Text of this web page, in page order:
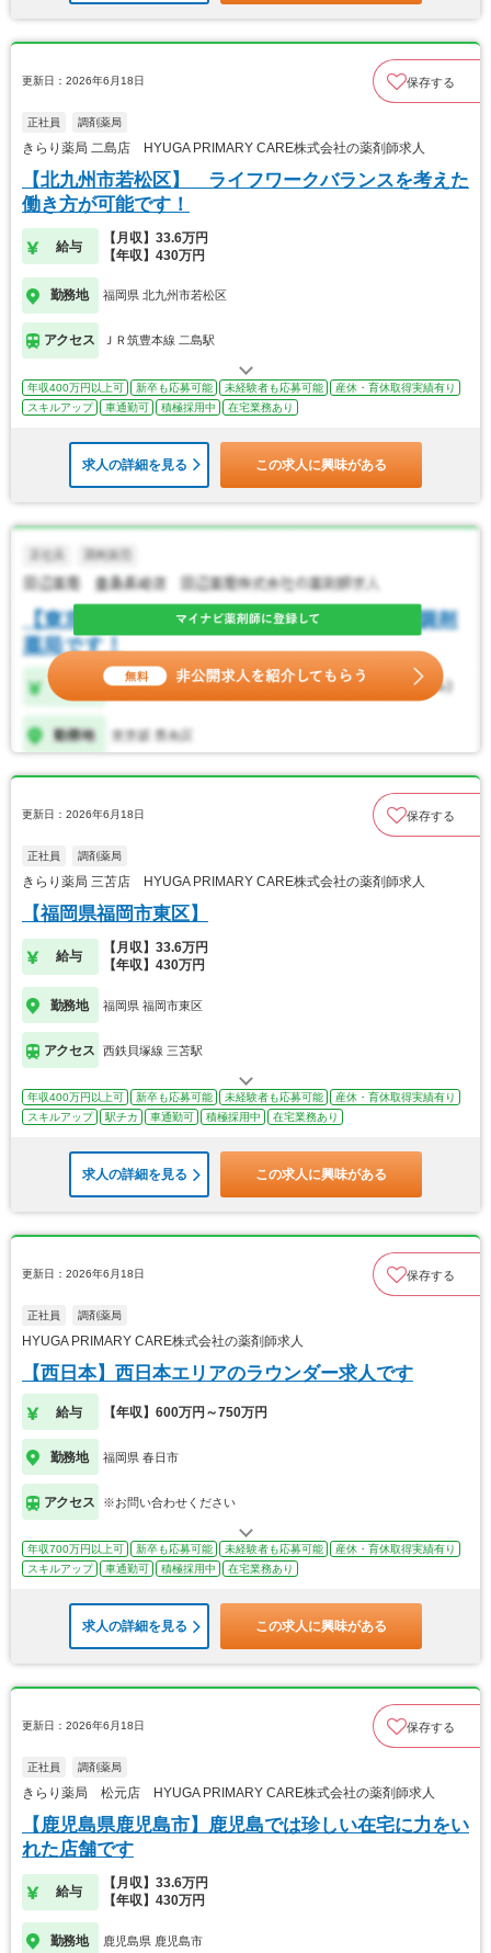
更新日：2026年6月18日 保存する
正社員 調剤薬局
きらり薬局 二島店 HYUGA PRIMARY CARE株式会社の薬剤師求人
【北九州市若松区】 ライフワークバランスを考えた
働き方が可能です！
給与
【月収】33.6万円
【年収】430万円
勤務地 福岡県 北九州市若松区
アクセス ＪＲ筑豊本線 二島駅
年収400万円以上可 新卒も応募可能 未経験者も応募可能
産休・育休取得実績有り
スキルアップ
車通勤可 積極採用中 在宅業務あり
求人の詳細を見る この求人に興味がある
更新日：2026年6月18日 保存する
正社員 調剤薬局
きらり薬局 三苫店 HYUGA PRIMARY CARE株式会社の薬剤師求人
【福岡県福岡市東区】
給与
【月収】33.6万円
【年収】430万円
勤務地 福岡県 福岡市東区
アクセス 西鉄貝塚線 三苫駅
年収400万円以上可 新卒も応募可能 未経験者も応募可能
産休・育休取得実績有り
スキルアップ
駅チカ 車通勤可 積極採用中 在宅業務あり
求人の詳細を見る この求人に興味がある
更新日：2026年6月18日 保存する
正社員 調剤薬局
HYUGA PRIMARY CARE株式会社の薬剤師求人
【西日本】西日本エリアのラウンダー求人です
給与 【年収】600万円～750万円
勤務地 福岡県 春日市
アクセス ※お問い合わせください
年収700万円以上可 新卒も応募可能 未経験者も応募可能
産休・育休取得実績有り
スキルアップ
車通勤可 積極採用中 在宅業務あり
求人の詳細を見る この求人に興味がある
更新日：2026年6月18日 保存する
正社員 調剤薬局
きらり薬局 松元店 HYUGA PRIMARY CARE株式会社の薬剤師求人
【鹿児島県鹿児島市】鹿児島では珍しい在宅に力をい
れた店舗です
給与
【月収】33.6万円
【年収】430万円
勤務地 鹿児島県 鹿児島市